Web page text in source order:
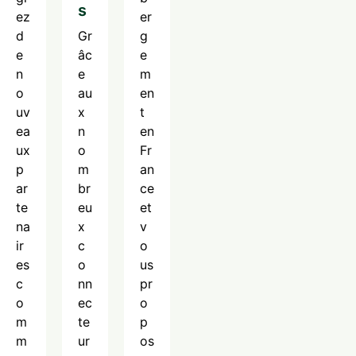
ez
d
e
n
o
uv
ea
ux
p
ar
te
na
ir
es
c
o
m
m
s
Gr
âc
e
au
x
n
o
m
br
eu
x
c
o
nn
ec
te
ur
er
g
e
m
en
t
en
Fr
an
ce
et
v
o
us
pr
o
p
os